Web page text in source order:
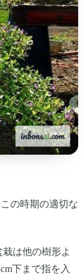
の時期の適切な
は他の樹形よ
下まで指を入